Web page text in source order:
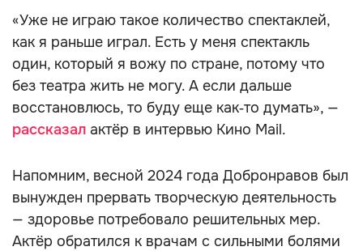
«Уже не играю такое количество спектаклей,
как я раньше играл. Есть у меня спектакль
один, который я вожу по стране, потому что
без театра жить не могу. А если дальше
восстановлюсь, то буду еще как‑то думать», —
рассказал актёр в интервью Кино Mail.
Напомним, весной 2024 года Добронравов был
вынужден прервать творческую деятельность
— здоровье потребовало решительных мер.
Актёр обратился к врачам с сильными болями